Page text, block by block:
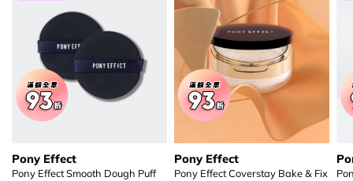
Pony Effect
Pony Effect Smooth Dough Puff
Pony Effect
Pony Effect Coverstay Bake & Fix